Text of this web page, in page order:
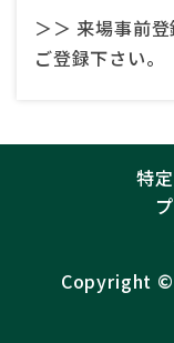
＞＞ 来場事前
ご登録下さい。
特
Copyright ©︎